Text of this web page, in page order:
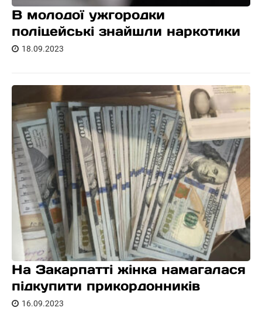
В молодої ужгородки
поліцейські знайшли наркотики
18.09.2023
На Закарпатті жінка намагалася
підкупити прикордонників
16.09.2023